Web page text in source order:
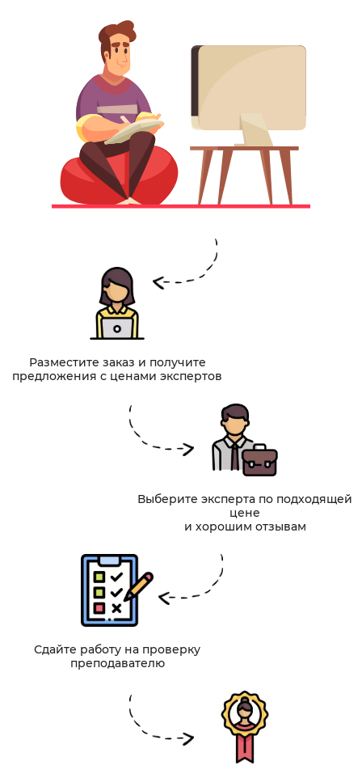
Разместите заказ и получите
предложения с ценами экспертов
Выберите эксперта по подходящей
цене
и хорошим отзывам
Сдайте работу на проверку
преподавателю